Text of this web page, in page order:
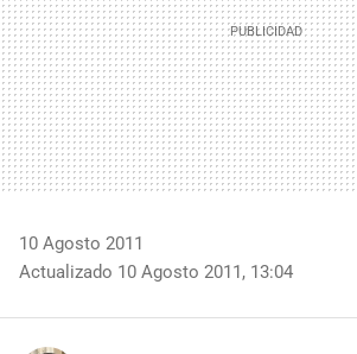
10 Agosto 2011
Actualizado 10 Agosto 2011, 13:04